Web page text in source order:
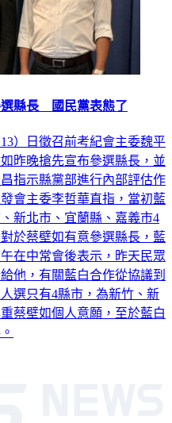
選縣長 國民黨表態了
）日徵召前考紀會主委魏平
昨晚搶先宣布參選縣長，並
指示縣黨部進行內部評估作
會主委李哲華直指，當初藍
新北市、宜蘭縣、嘉義市4
於蔡壁如有意參選縣長，藍
在中常會後表示，昨天民眾
他，有關藍白合作從協議到
選只有4縣市，為新竹、新
蔡壁如個人意願，至於藍白